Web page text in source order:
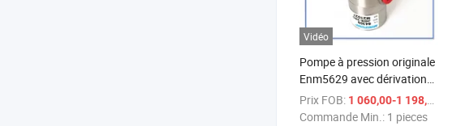
Vidéo
Pompe à pression originale
Enm5629 avec dérivation
pour 9040 pièces de
rechange Markem Imaje
Prix FOB: 1 060,00-1 198,00 $US
Commande Min.: 1 pieces